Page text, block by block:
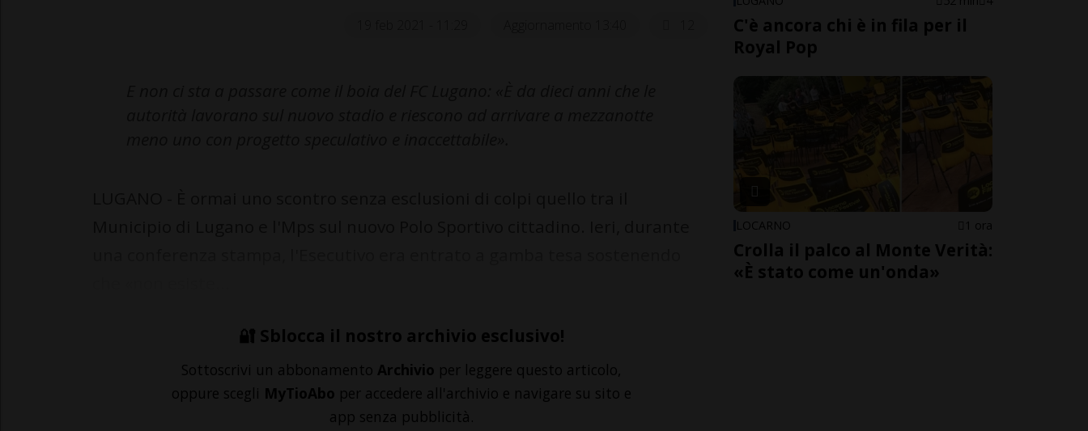
🔐 Sblocca il nostro archivio esclusivo!
Sottoscrivi un abbonamento Archivio per leggere questo articolo,
oppure scegli MyTioAbo per accedere all'archivio e navigare su sito e
app senza pubblicità.
C'è ancora chi è in fila per il
Royal Pop
LOCARNO 1 ora
Crolla il palco al Monte Verità:
«È stato come un'onda»